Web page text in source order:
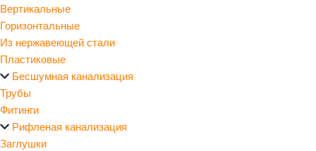
Вертикальные
Горизонтальные
Из нержавеющей стали
Пластиковые
Бесшумная канализация
Трубы
Фитинги
Рифленая канализация
Заглушки